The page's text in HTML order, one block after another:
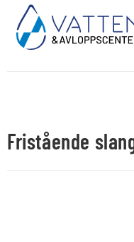
Fristående